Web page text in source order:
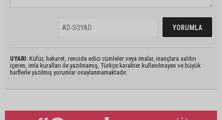
UYARI: Küfür, hakaret, rencide edici cümleler veya imalar, inançlara saldırı
içeren, imla kuralları ile yazılmamış, Türkçe karakter kullanılmayan ve büyük
harflerle yazılmış yorumlar onaylanmamaktadır.